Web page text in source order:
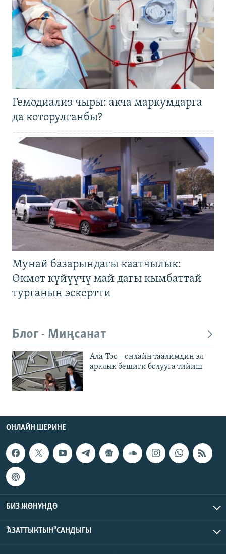
Гемодиализ чыры: акча маркумдарга
да которулганбы?
Мунай базарындагы каатчылык:
Өкмөт күйүүчү май дагы кымбаттай
турганын эскертти
Блог - Миңсанат
Ала-Тоо – онлайн таалимдин эл
аралык бешиги болууга тийиш
ОНЛАЙН ШЕРИНЕ
БИЗ ЖӨНҮНДӨ
"АЗАТТЫКТЫН" САНДЫГЫ